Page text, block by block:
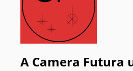
A Camera Futura